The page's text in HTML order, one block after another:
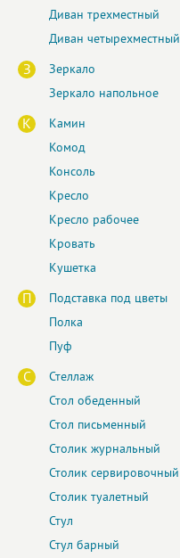
Диван трехместный
Диван четырехместный
З
Зеркало
Зеркало напольное
К
Камин
Комод
Консоль
Кресло
Кресло рабочее
Кровать
Кушетка
П
Подставка под цветы
Полка
Пуф
С
Стеллаж
Стол обеденный
Стол письменный
Столик журнальный
Столик сервировочный
Столик туалетный
Стул
Стул барный